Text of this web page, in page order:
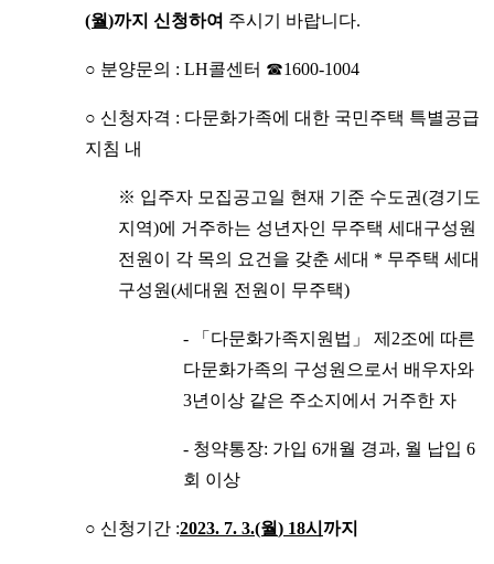
(월)까지 신청하여 주시기 바랍니다.
○ 분양문의 : LH콜센터 ☎1600-1004
○ 신청자격 : 다문화가족에 대한 국민주택 특별공급
지침 내
※ 입주자 모집공고일 현재 기준 수도권(경기도
지역)에 거주하는 성년자인 무주택 세대구성원
전원이 각 목의 요건을 갖춘 세대 * 무주택 세대
구성원(세대원 전원이 무주택)
- 「다문화가족지원법」 제2조에 따른
다문화가족의 구성원으로서 배우자와
3년이상 같은 주소지에서 거주한 자
- 청약통장: 가입 6개월 경과, 월 납입 6
회 이상
○ 신청기간 :2023. 7. 3.(월) 18시 까지